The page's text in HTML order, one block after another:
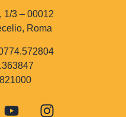
1/3 – 00012
Roma